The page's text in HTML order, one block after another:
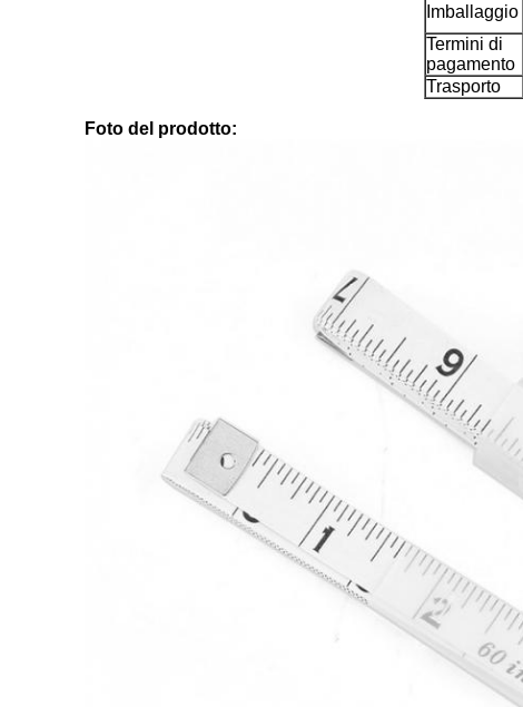
Imballaggio
Termini di
pagamento
Trasporto
Foto del prodotto: